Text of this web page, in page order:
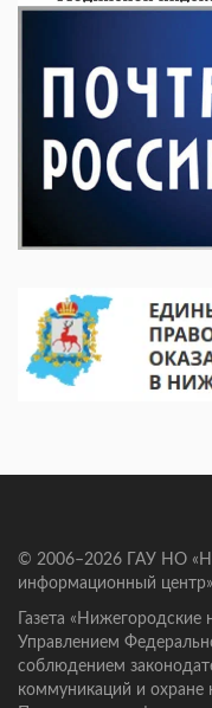
© 2006–2026 ГАУ НО
информационный
Газета «Нижегородские
Управлением
соблюдением
коммуникаций и охране